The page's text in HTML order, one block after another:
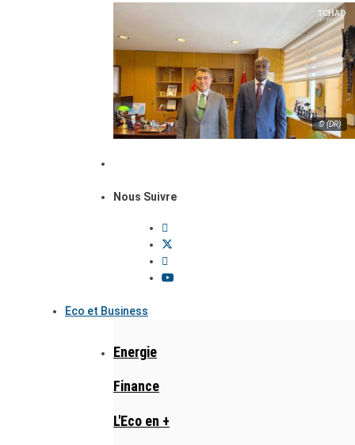
© (DR)
Nous Suivre
Eco et Business
Energie
Finance
L'Eco en +